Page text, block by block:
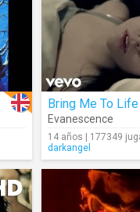
Bring Me To Life
Evanescence
14 años | 177349
darkangel